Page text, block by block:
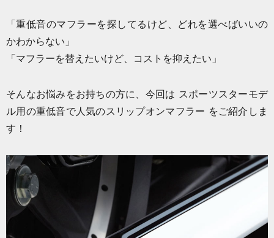
「重低音のマフラーを探してるけど、どれを選べばいいの
かわからない」
「マフラーを替えたいけど、コストを抑えたい」
そんなお悩みをお持ちの方に、今回は スポーツスターモデ
ル用の重低音で人気のスリップオンマフラー をご紹介しま
す！